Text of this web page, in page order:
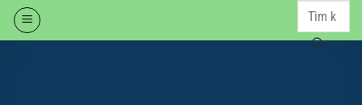
Skip